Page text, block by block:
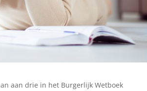
aan drie in het Burgerlijk Wetboek